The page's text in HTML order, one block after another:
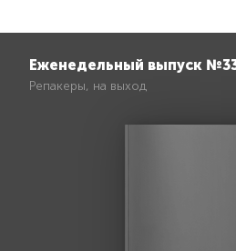
Еженедельный выпуск
Репакеры, на выход